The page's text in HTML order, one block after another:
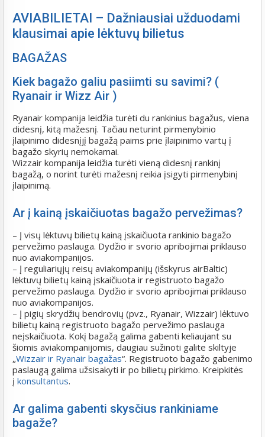
AVIABILIETAI – Dažniausiai užduodami
klausimai apie lėktuvų bilietus
BAGAŽAS
Kiek bagažo galiu pasiimti su savimi? (
Ryanair ir Wizz Air )
Ryanair kompanija leidžia turėti du rankinius bagažus, viena
didesnį, kitą mažesnį. Tačiau neturint pirmenybinio
įlaipinimo didesnįjį bagažą paims prie įlaipinimo vartų į
bagažo skyrių nemokamai.
Wizzair kompanija leidžia turėti vieną didesnį rankinį
bagažą, o norint turėti mažesnį reikia įsigyti pirmenybinį
įlaipinimą.
Ar į kainą įskaičiuotas bagažo pervežimas?
– Į visų lėktuvų bilietų kainą įskaičiuota rankinio bagažo
pervežimo paslauga. Dydžio ir svorio apribojimai priklauso
nuo aviakompanijos.
– Į reguliariųjų reisų aviakompanijų (išskyrus airBaltic)
lėktuvų bilietų kainą įskaičiuota ir registruoto bagažo
pervežimo paslauga. Dydžio ir svorio apribojimai priklauso
nuo aviakompanijos.
– Į pigių skrydžių bendrovių (pvz., Ryanair, Wizzair) lėktuvo
bilietų kainą registruoto bagažo pervežimo paslauga
neįskaičiuota. Kokį bagažą galima gabenti keliaujant su
šiomis aviakompanijomis, daugiau sužinoti galite skiltyje
„Wizzair ir Ryanair bagažas“. Registruoto bagažo gabenimo
paslaugą galima užsisakyti ir po bilietų pirkimo. Kreipkitės
į konsultantus.
Ar galima gabenti skysčius rankiniame
bagaže?